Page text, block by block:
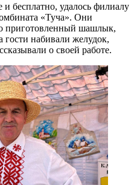
бесплатно, удалось филиалу
«Туча». Они
приготовленный шашлык,
набивали желудок,
о своей работе.